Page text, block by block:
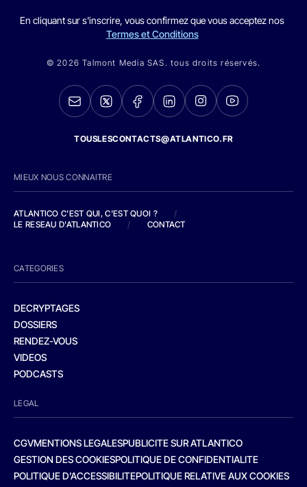
En cliquant sur s'inscrire, vous confirmez que vous acceptez nos
Termes et Conditions
© 2026 Talmont Media SAS. tous droits réservés.
TOUSLESCONTACTS@ATLANTICO.FR
MIEUX NOUS CONNAITRE
ATLANTICO C'EST QUI, C'EST QUOI ?
/
LE RESEAU D'ATLANTICO
/ CONTACT
CATEGORIES
DECRYPTAGES
DOSSIERS
RENDEZ-VOUS
VIDEOS
PODCASTS
LEGAL
CGVMENTIONS LEGALESPUBLICITE SUR ATLANTICO
GESTION DES COOKIESPOLITIQUE DE CONFIDENTIALITE
POLITIQUE D’ACCESSIBILITEPOLITIQUE RELATIVE AUX COOKIES